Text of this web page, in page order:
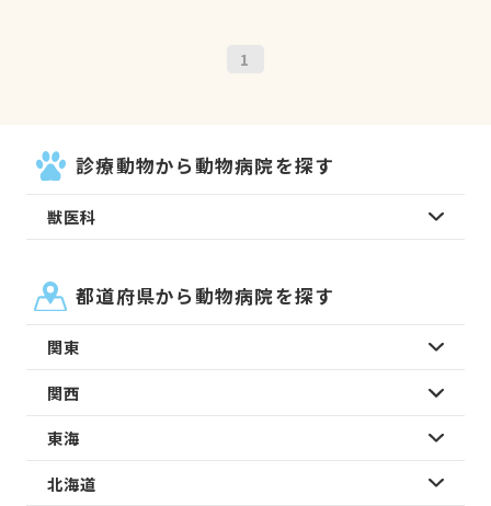
1
診療動物から動物病院を探す
獣医科
都道府県から動物病院を探す
関東
関西
東海
北海道